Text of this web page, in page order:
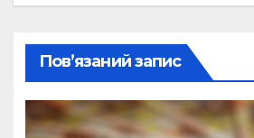
Пов’язаний запис